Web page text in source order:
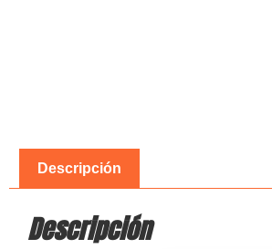
Descripción
Descripción